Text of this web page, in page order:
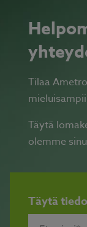
Tilaa
Täytä
olemme
Täytä